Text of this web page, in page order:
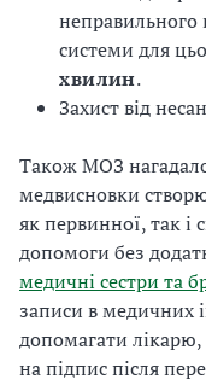
неправильного
системи для
хвилин.
Захист від
Також МОЗ
медвисновки
як первинної, так і
допомоги без
медичні сестри та
записи в медичних
допомагати
на підпис після